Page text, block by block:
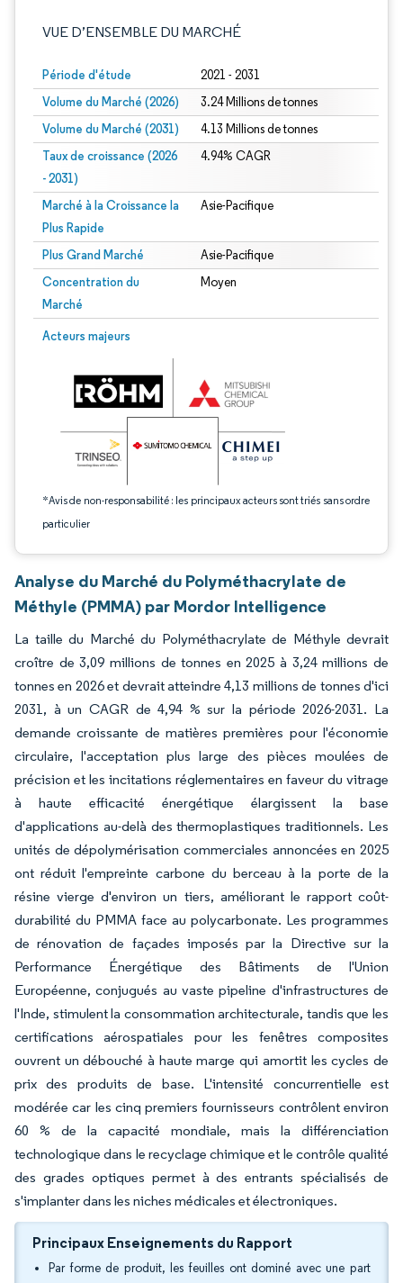
VUE D’ENSEMBLE DU MARCHÉ
Période d'étude 2021 - 2031
Volume du Marché (2026) 3.24 Millions de tonnes
Volume du Marché (2031) 4.13 Millions de tonnes
Taux de croissance (2026
- 2031)
4.94% CAGR
Marché à la Croissance la
Plus Rapide
Asie-Pacifique
Plus Grand Marché Asie-Pacifique
Concentration du
Marché
Moyen
Acteurs majeurs
*Avis de non-responsabilité : les principaux acteurs sont triés sans ordre
particulier
Image © Mordor Intelligence. La réutilisation nécessite une attribution sous CC
Analyse du Marché du Polyméthacrylate de
Méthyle (PMMA) par Mordor Intelligence
La taille du Marché du Polyméthacrylate de Méthyle devrait
croître de 3,09 millions de tonnes en 2025 à 3,24 millions de
tonnes en 2026 et devrait atteindre 4,13 millions de tonnes d'ici
2031, à un CAGR de 4,94 % sur la période 2026-2031. La
demande croissante de matières premières pour l'économie
circulaire, l'acceptation plus large des pièces moulées de
précision et les incitations réglementaires en faveur du vitrage
à haute efficacité énergétique élargissent la base
d'applications au-delà des thermoplastiques traditionnels. Les
unités de dépolymérisation commerciales annoncées en 2025
ont réduit l'empreinte carbone du berceau à la porte de la
résine vierge d'environ un tiers, améliorant le rapport coût-
durabilité du PMMA face au polycarbonate. Les programmes
de rénovation de façades imposés par la Directive sur la
Performance Énergétique des Bâtiments de l'Union
Européenne, conjugués au vaste pipeline d'infrastructures de
l'Inde, stimulent la consommation architecturale, tandis que les
certifications aérospatiales pour les fenêtres composites
ouvrent un débouché à haute marge qui amortit les cycles de
prix des produits de base. L'intensité concurrentielle est
modérée car les cinq premiers fournisseurs contrôlent environ
60 % de la capacité mondiale, mais la différenciation
technologique dans le recyclage chimique et le contrôle qualité
des grades optiques permet à des entrants spécialisés de
s'implanter dans les niches médicales et électroniques.
Principaux Enseignements du Rapport
Par forme de produit, les feuilles ont dominé avec une part